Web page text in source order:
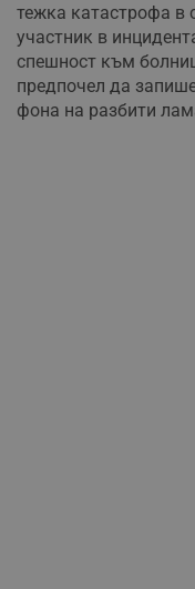
тежка катастрофа в
участник в
спешност към
предпочел да
фона на разбити